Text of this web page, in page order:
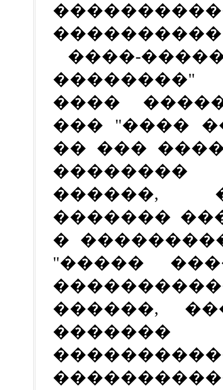
����-
����
��� "����
�� ���
��������
������,
�������
�
"�����
������,